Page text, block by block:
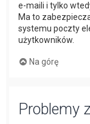
e-maili i tylko
Ma to
systemu poczty
użytkowników.
Na górę
Problemy